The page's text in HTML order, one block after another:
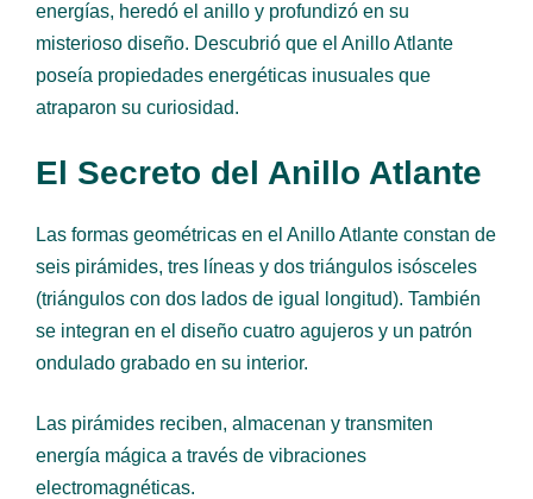
energías, heredó el anillo y profundizó en su
misterioso diseño. Descubrió que el Anillo Atlante
poseía propiedades energéticas inusuales que
atraparon su curiosidad.
El Secreto del Anillo Atlante
Las formas geométricas en el Anillo Atlante constan de
seis pirámides, tres líneas y dos triángulos isósceles
(triángulos con dos lados de igual longitud). También
se integran en el diseño cuatro agujeros y un patrón
ondulado grabado en su interior.
Las pirámides reciben, almacenan y transmiten
energía mágica a través de vibraciones
electromagnéticas.